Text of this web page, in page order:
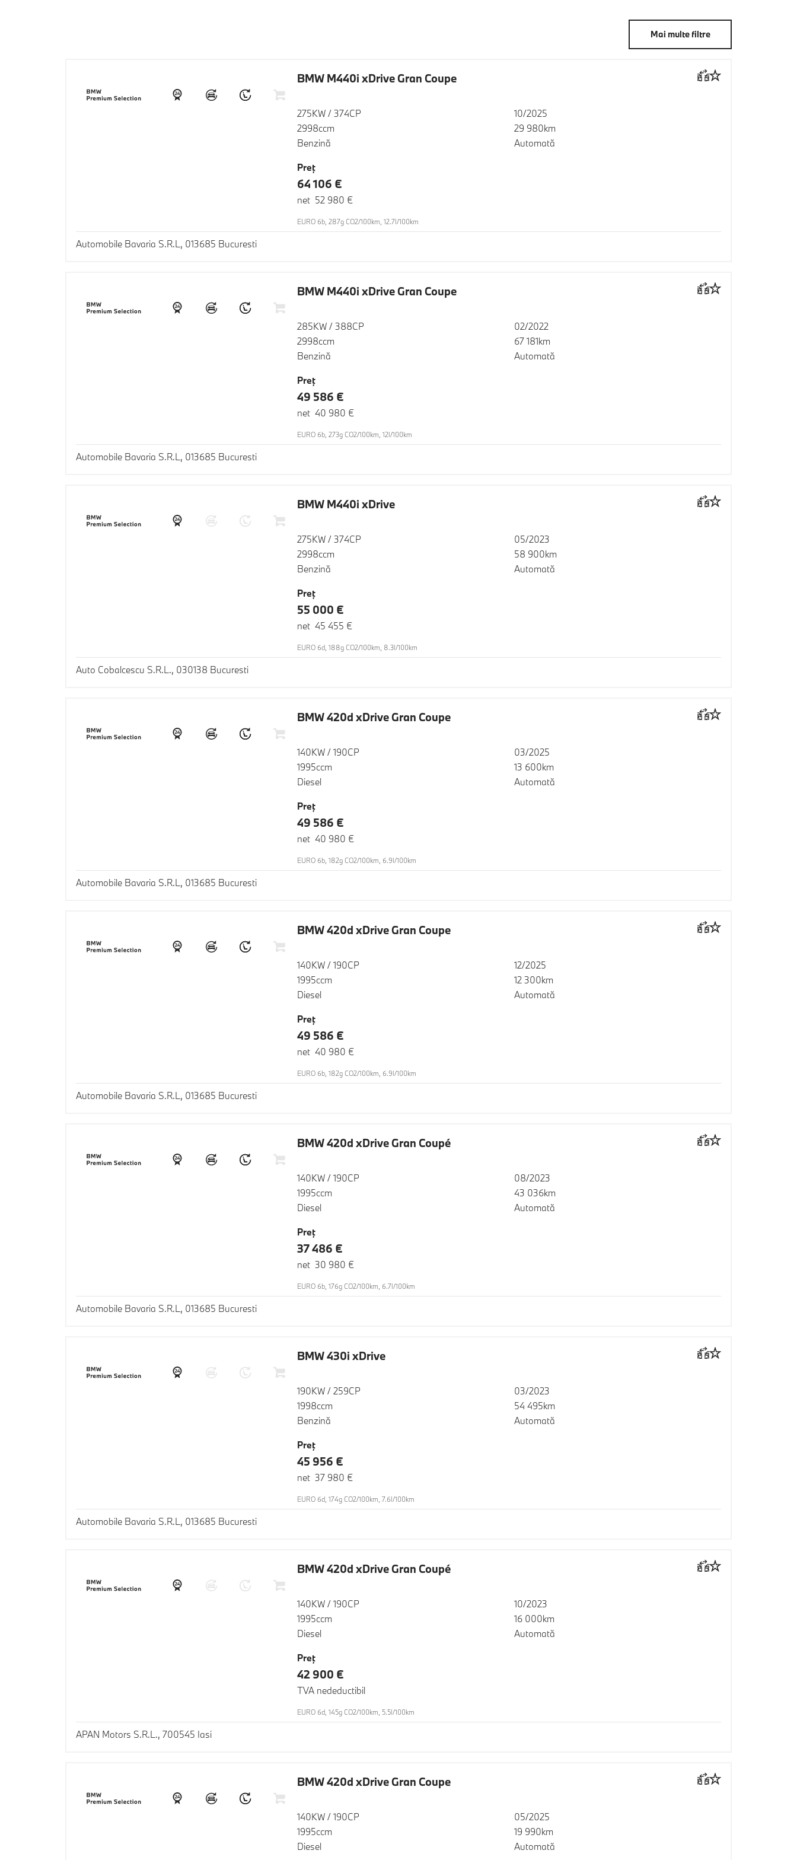
Mai multe filtre
BMW M440i xDrive Gran Coupe
275KW / 374CP
2998ccm
Benzină
10/2025
29 980km
Automată
Preţ
64 106 €
net 52 980 €
EURO 6b, 287g CO2/100km, 12.7l/100km
Automobile Bavaria S.R.L, 013685 Bucuresti
BMW M440i xDrive Gran Coupe
285KW / 388CP
2998ccm
Benzină
02/2022
67 181km
Automată
Preţ
49 586 €
net 40 980 €
EURO 6b, 273g CO2/100km, 12l/100km
Automobile Bavaria S.R.L, 013685 Bucuresti
BMW M440i xDrive
275KW / 374CP
2998ccm
Benzină
05/2023
58 900km
Automată
Preţ
55 000 €
net 45 455 €
EURO 6d, 188g CO2/100km, 8.3l/100km
Auto Cobalcescu S.R.L., 030138 Bucuresti
BMW 420d xDrive Gran Coupe
140KW / 190CP
1995ccm
Diesel
03/2025
13 600km
Automată
Preţ
49 586 €
net 40 980 €
EURO 6b, 182g CO2/100km, 6.9l/100km
Automobile Bavaria S.R.L, 013685 Bucuresti
BMW 420d xDrive Gran Coupe
140KW / 190CP
1995ccm
Diesel
12/2025
12 300km
Automată
Preţ
49 586 €
net 40 980 €
EURO 6b, 182g CO2/100km, 6.9l/100km
Automobile Bavaria S.R.L, 013685 Bucuresti
BMW 420d xDrive Gran Coupé
140KW / 190CP
1995ccm
Diesel
08/2023
43 036km
Automată
Preţ
37 486 €
net 30 980 €
EURO 6b, 176g CO2/100km, 6.7l/100km
Automobile Bavaria S.R.L, 013685 Bucuresti
BMW 430i xDrive
190KW / 259CP
1998ccm
Benzină
03/2023
54 495km
Automată
Preţ
45 956 €
net 37 980 €
EURO 6d, 174g CO2/100km, 7.6l/100km
Automobile Bavaria S.R.L, 013685 Bucuresti
BMW 420d xDrive Gran Coupé
140KW / 190CP
1995ccm
Diesel
10/2023
16 000km
Automată
Preţ
42 900 €
TVA nedeductibil
EURO 6d, 145g CO2/100km, 5.5l/100km
APAN Motors S.R.L., 700545 Iasi
BMW 420d xDrive Gran Coupe
140KW / 190CP
1995ccm
Diesel
05/2025
19 990km
Automată